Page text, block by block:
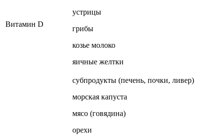
Витамин D
устрицы
грибы
козье молоко
яичные желтки
субпродукты (печень, почки, ливер)
морская капуста
мясо (говядина)
орехи